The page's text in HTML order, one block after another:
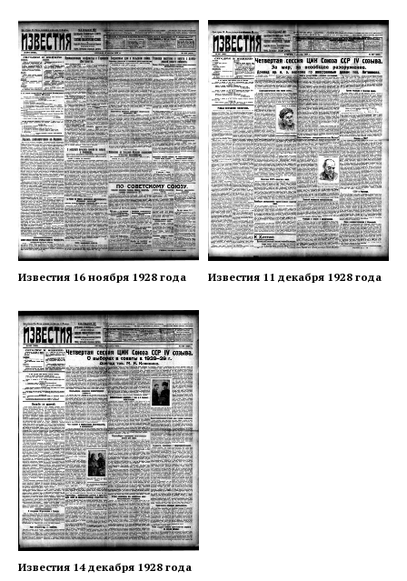
Известия 16 ноября 1928 года Известия 11 декабря 1928 года
Известия 14 декабря 1928 года